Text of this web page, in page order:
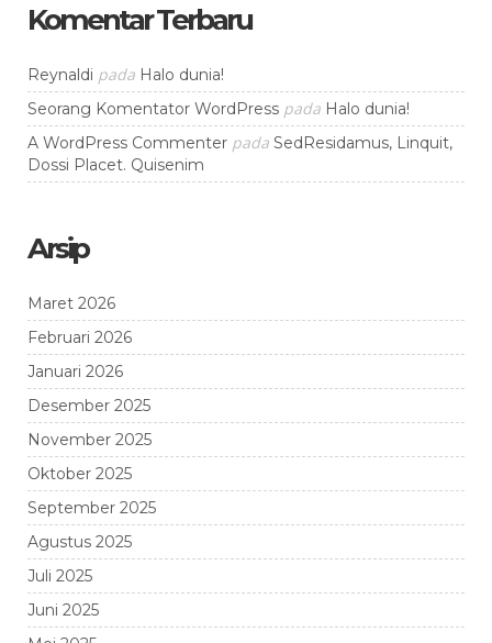
Komentar Terbaru
Reynaldi pada Halo dunia!
Seorang Komentator WordPress pada Halo dunia!
A WordPress Commenter pada SedResidamus, Linquit,
Dossi Placet. Quisenim
Arsip
Maret 2026
Februari 2026
Januari 2026
Desember 2025
November 2025
Oktober 2025
September 2025
Agustus 2025
Juli 2025
Juni 2025